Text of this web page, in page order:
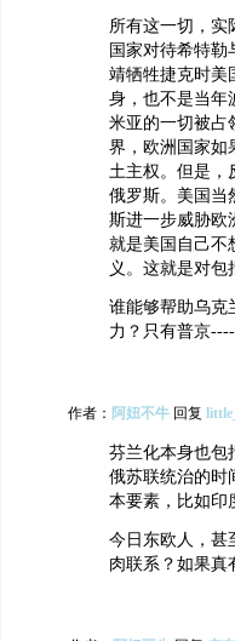
所有这一切，实
国家对待希特
靖牺牲捷克时美
身，也不是当年
米亚的一切被占
界，欧洲国家如
土主权。但是，
俄罗斯。美国当
斯进一步威胁欧
就是美国自己不
义。这就是对
谁能够帮助乌克
力？只有普京
作者： 阿妞不牛 回复
芬兰化本身也包
俄苏联统治的时
本要素，比如印
今日东欧人，甚
肉联系？如果真